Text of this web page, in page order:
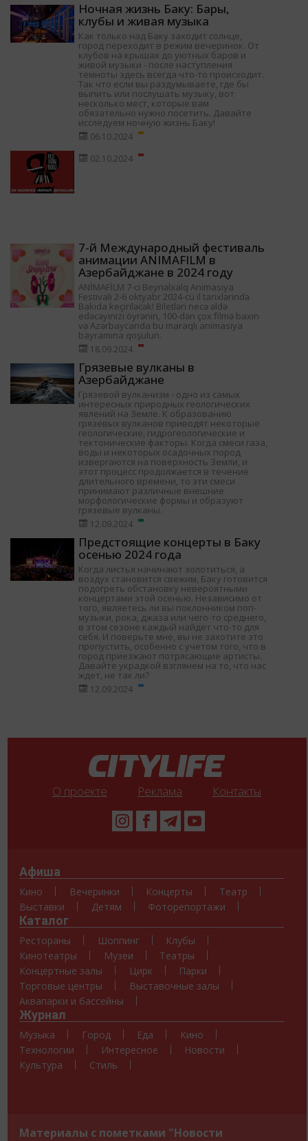
Ночная жизнь Баку: Бары,
клубы и живая музыка
Как только над Баку заходит солнце,
город переходит в режим вечеринок. От
клубов на крышах до уютных баров и
живой музыки - после наступления
темноты здесь всегда что-то происходит.
Так что если вы раздумываете, где бы
выпить или послушать музыку, вот
несколько мест, которые вам
обязательно нужно посетить. Давайте
исследуем ночную жизнь Баку!
06.10.2024
02.10.2024
7-й Международный фестиваль
анимации ANIMAFILM в
Азербайджане в 2024 году
ANİMAFİLM 7-ci Beynəlxalq Animasiya
Festivalı 2-6 oktyabr 2024-cü il tarixlərində
Bakıda keçiriləcək! Biletləri necə əldə
edəcəyinizi öyrənin, 100-dən çox filmə baxın
və Azərbaycanda bu maraqlı animasiya
bayramına qoşulun.
18.09.2024
Грязевые вулканы в
Азербайджане
Грязевой вулканизм - одно из самых
интересных природных геологических
явлений на Земле. К образованию
грязевых вулканов приводят некоторые
геологические, гидрогеологические и
тектонические факторы. Когда смеси газа,
воды и некоторых осадочных пород
извергаются на поверхность Земли, и
этот процесс продолжается в течение
длительного времени, то эти смеси
принимают различные внешние
морфологические формы и образуют
грязевые вулканы.
12.09.2024
Предстоящие концерты в Баку
осенью 2024 года
Когда листья начинают золотиться, а
воздух становится свежим, Баку готовится
подогреть обстановку невероятными
концертами этой осенью. Независимо от
того, являетесь ли вы поклонником поп-
музыки, рока, джаза или чего-то среднего,
в этом сезоне каждый найдет что-то для
себя. И поверьте мне, вы не захотите это
пропустить, особенно с учетом того, что в
город приезжают потрясающие артисты.
Давайте украдкой взглянем на то, что нас
ждет, не так ли?
12.09.2024
О проекте Реклама Контакты
Афиша
Кино Вечеринки Концерты
Театр
Выставки
Детям Фоторепортажи
Каталог
Рестораны Шоппинг
Клубы
Кинотеатры
Музеи
Театры
Концертные залы
Цирк
Парки
Торговые центры
Выставочные залы
Аквапарки и бассейны
Журнал
Музыка Город Еда
Кино
Технологии
Интересное
Новости
Культура
Стиль
Материалы с пометками "Новости